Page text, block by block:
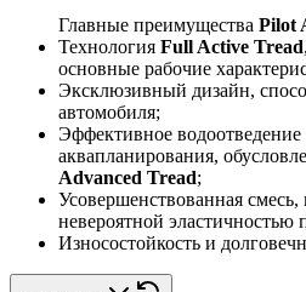
Главные преимущества Pilot
Технология Full Active Tread
основные рабочие
Эксклюзивный дизайн,
автомобиля;
Эффективное
аквапланирования,
Advanced Tread;
Усовершенствованная
невероятной эластичностью
Износостойкость и